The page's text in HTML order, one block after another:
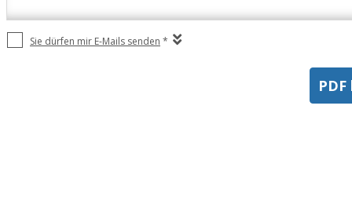
Sie dürfen mir E-Mails senden *